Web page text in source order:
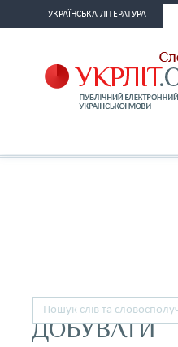
УКРАЇНСЬКА ЛІТЕРАТУРА
ДОБУВАТИ